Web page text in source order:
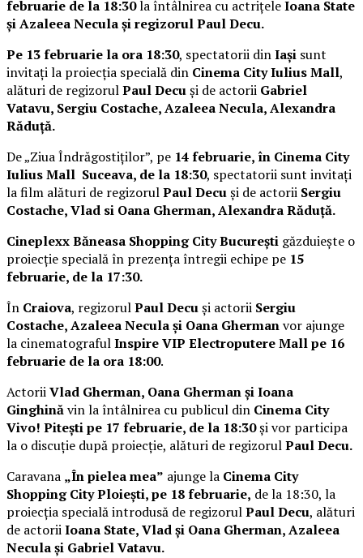
februarie de la 18:30la întâlnirea cu actrițeleIoana State
și Azaleea Necula și regizorul Paul Decu.
Pe 13 februarie la ora 18:30, spectatorii dinIași sunt
invitați la proiecția specială din Cinema City Iulius Mall,
alături de regizorulPaul Decuși de actorii Gabriel
Vatavu, Sergiu Costache, Azaleea Necula, Alexandra
Răduță.
De „Ziua Îndrăgostiților”, pe 14 februarie, în Cinema City
Iulius Mall Suceava, de la 18:30, spectatorii sunt invitați
la film alături de regizorulPaul Decuși de actorii Sergiu
Costache, Vlad si Oana Gherman, Alexandra Răduță.
Cineplexx Băneasa Shopping City București găzduiește o
proiecție specială în prezența întregii echipe pe 15
februarie, de la 17:30.
În Craiova, regizorulPaul Decuși actorii Sergiu
Costache, Azaleea Necula și Oana Ghermanvor ajunge
la cinematografulInspire VIP Electroputere Mall pe 16
februarie de la ora 18:00.
ActoriiVlad Gherman, Oana Gherman și Ioana
Ginghinăvin la întâlnirea cu publicul din Cinema City
Vivo! Pitești pe 17 februarie, de la 18:30și vor participa
la o discuție după proiecție, alături de regizorulPaul Decu.
Caravana „În pielea mea” ajunge la Cinema City
Shopping City Ploiești, pe 18 februarie, de la 18:30, la
proiecția specială introdusă de regizorulPaul Decu, alături
de actoriiIoana State, Vlad și Oana Gherman, Azaleea
Necula și Gabriel Vatavu.